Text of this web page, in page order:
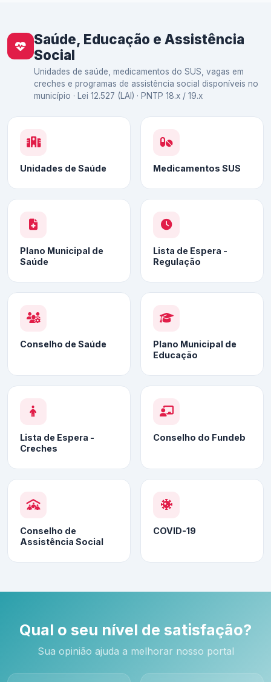
Saúde, Educação e Assistência
Social
Unidades de saúde, medicamentos do SUS, vagas em
creches e programas de assistência social disponíveis no
município · Lei 12.527 (LAI) · PNTP 18.x / 19.x
Unidades de Saúde Medicamentos SUS
Plano Municipal de
Saúde
Lista de Espera -
Regulação
Conselho de Saúde
Plano Municipal de
Educação
Lista de Espera -
Creches
Conselho do Fundeb
Conselho de
Assistência Social
COVID-19
Qual o seu nível de satisfação?
Sua opinião ajuda a melhorar nosso portal